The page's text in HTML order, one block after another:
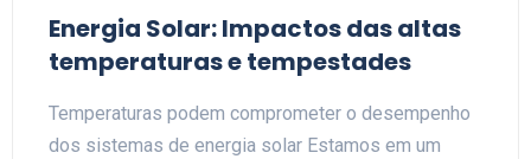
Energia Solar: Impactos das altas
temperaturas e tempestades
Temperaturas podem comprometer o desempenho
dos sistemas de energia solar Estamos em um